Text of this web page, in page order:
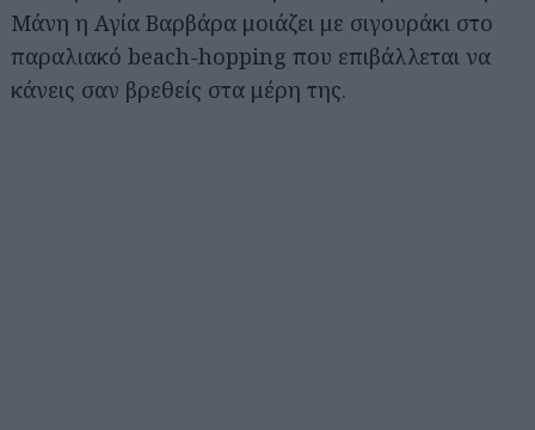
Μάνη η Αγία Βαρβάρα μοιάζει με σιγουράκι στο
παραλιακό beach-hopping που επιβάλλεται να
κάνεις σαν βρεθείς στα μέρη της.